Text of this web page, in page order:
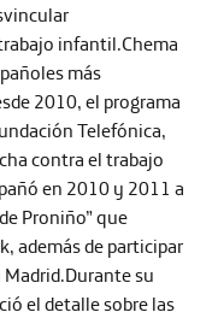
infantil.Chema
más
2010, el programa
Telefónica,
contra el trabajo
en 2010 y 2011 a
Proniño” que
además de participar
Madrid.Durante su
el detalle sobre las